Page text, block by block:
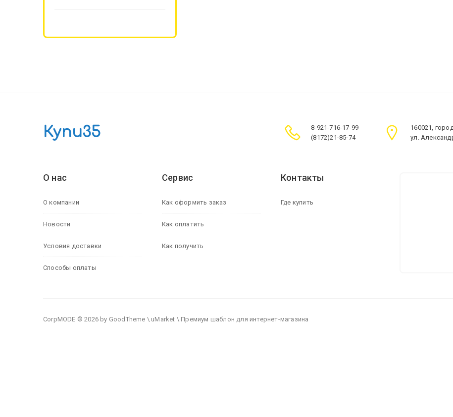
Купи35
8-921-716-17-99
(8172)21-85-74
160021,
ул.
О нас
О компании
Новости
Условия доставки
Способы оплаты
Сервис
Как оформить заказ
Как оплатить
Как получить
Контакты
Где купить
CorpMODE © 2026 by GoodTheme \ uMarket \ Премиум шаблон для интернет-магазина